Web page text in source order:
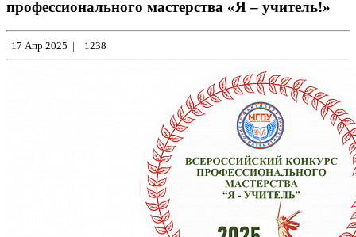
профессионального мастерства «Я – учитель!»
17 Апр 2025 | 1238